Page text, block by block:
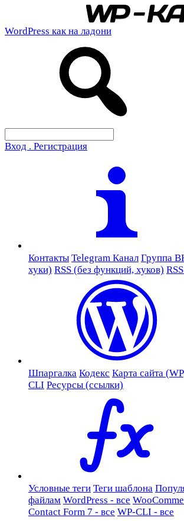
WordPress как на ладони
Вход . Регистрация
Контакты Telegram Канал Группа
хуки) RSS (без функций, хуков)
Шпаргалка Кодекс Карта сайта
CLI Ресурсы (ссылки)
Условные теги Теги шаблона
файлам WordPress - все
Contact Form 7 - все WP-CLI - все